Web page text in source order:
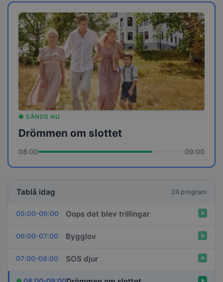
● SÄNDS NU
Drömmen om slottet
08:00 09:00
Tablå idag 24 program
05:00-06:00 Oops det blev trillingar
06:00-07:00 Bygglov
07:00-08:00 SOS djur